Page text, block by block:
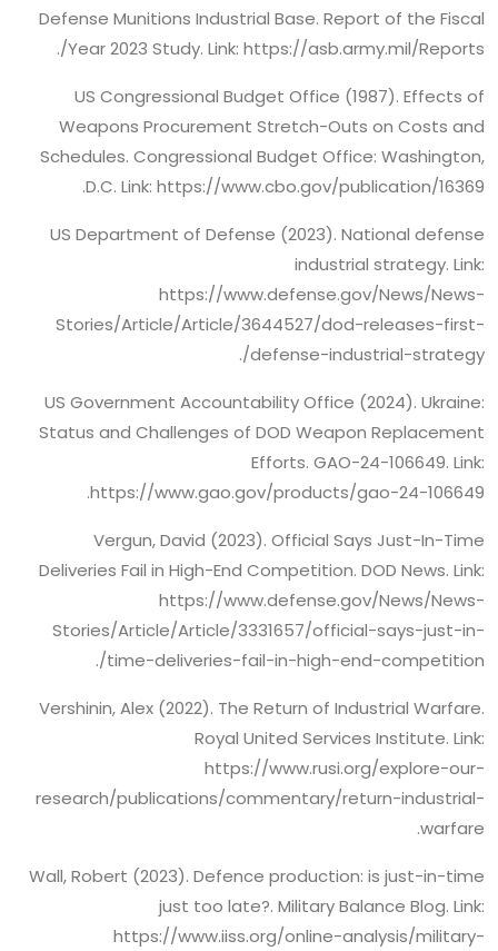
Defense Munitions Industrial Base. Report of the Fiscal
Year 2023 Study. Link: https://asb.army.mil/Reports/.
US Congressional Budget Office (1987). Effects of
Weapons Procurement Stretch-Outs on Costs and
Schedules. Congressional Budget Office: Washington,
D.C. Link: https://www.cbo.gov/publication/16369.
US Department of Defense (2023). National defense
industrial strategy. Link:
https://www.defense.gov/News/News-
Stories/Article/Article/3644527/dod-releases-first-
defense-industrial-strategy/.
US Government Accountability Office (2024). Ukraine:
Status and Challenges of DOD Weapon Replacement
Efforts. GAO-24-106649. Link:
https://www.gao.gov/products/gao-24-106649.
Vergun, David (2023). Official Says Just-In-Time
Deliveries Fail in High-End Competition. DOD News. Link:
https://www.defense.gov/News/News-
Stories/Article/Article/3331657/official-says-just-in-
time-deliveries-fail-in-high-end-competition/.
Vershinin, Alex (2022). The Return of Industrial Warfare.
Royal United Services Institute. Link:
https://www.rusi.org/explore-our-
research/publications/commentary/return-industrial-
warfare.
Wall, Robert (2023). Defence production: is just-in-time
just too late?. Military Balance Blog. Link:
https://www.iiss.org/online-analysis/military-